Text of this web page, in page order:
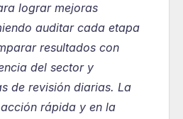
lograr mejoras
auditar cada etapa
resultados con
del sector y
de revisión diarias. La
rápida y en la